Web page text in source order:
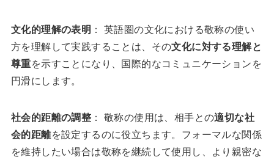
文化的理解の表明 ： 英語圏の文化における敬称の使い
方を理解して実践することは、その文化に対する理解と
尊重を示すことになり、国際的なコミュニケーションを
円滑にします。
社会的距離の調整 ： 敬称の使用は、相手との適切な社
会的距離を設定するのに役立ちます。フォーマルな関係
を維持したい場合は敬称を継続して使用し、より親密な